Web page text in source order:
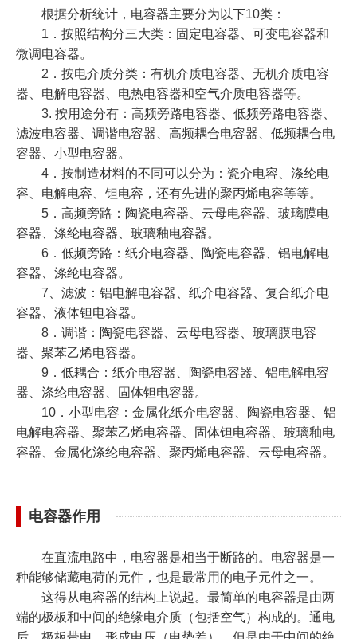
根据分析统计，电容器主要分为以下10类：
1．按照结构分三大类：固定电容器、可变电容器和
微调电容器。
2．按电介质分类：有机介质电容器、无机介质电容
器、电解电容器、电热电容器和空气介质电容器等。
3. 按用途分有：高频旁路电容器、低频旁路电容器、
滤波电容器、调谐电容器、高频耦合电容器、低频耦合电
容器、小型电容器。
4．按制造材料的不同可以分为：瓷介电容、涤纶电
容、电解电容、钽电容，还有先进的聚丙烯电容等等。
5．高频旁路：陶瓷电容器、云母电容器、玻璃膜电
容器、涤纶电容器、玻璃釉电容器。
6．低频旁路：纸介电容器、陶瓷电容器、铝电解电
容器、涤纶电容器。
7、滤波：铝电解电容器、纸介电容器、复合纸介电
容器、液体钽电容器。
8．调谐：陶瓷电容器、云母电容器、玻璃膜电容
器、聚苯乙烯电容器。
9．低耦合：纸介电容器、陶瓷电容器、铝电解电容
器、涤纶电容器、固体钽电容器。
10．小型电容：金属化纸介电容器、陶瓷电容器、铝
电解电容器、聚苯乙烯电容器、固体钽电容器、玻璃釉电
容器、金属化涤纶电容器、聚丙烯电容器、云母电容器。
电容器作用
在直流电路中，电容器是相当于断路的。电容器是一
种能够储藏电荷的元件，也是最常用的电子元件之一。
这得从电容器的结构上说起。最简单的电容器是由两
端的极板和中间的绝缘电介质（包括空气）构成的。通电